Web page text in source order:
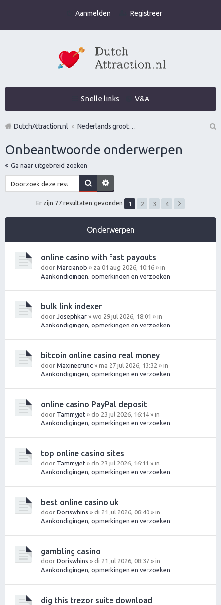
Aanmelden Registreer
Snelle links V&A
DutchAttraction.nl
Nederlands grootste Dutch Attraction, Lifestyle, Vrouwen versieren en Pick-Up (PUA) Forum
Onbeantwoorde onderwerpen
Ga naar uitgebreid zoeken
Er zijn 77 resultaten gevonden 1 2 3 4
Onderwerpen
online casino with fast payouts
door Marcianob » za 01 aug 2026, 10:16 » in
Aankondigingen, opmerkingen en verzoeken
bulk link indexer
door Josephkar » wo 29 jul 2026, 18:01 » in
Aankondigingen, opmerkingen en verzoeken
bitcoin online casino real money
door Maxinecrunc » ma 27 jul 2026, 13:32 » in
Aankondigingen, opmerkingen en verzoeken
online casino PayPal deposit
door Tammyjet » do 23 jul 2026, 16:14 » in
Aankondigingen, opmerkingen en verzoeken
top online casino sites
door Tammyjet » do 23 jul 2026, 16:11 » in
Aankondigingen, opmerkingen en verzoeken
best online casino uk
door Doriswhins » di 21 jul 2026, 08:40 » in
Aankondigingen, opmerkingen en verzoeken
gambling casino
door Doriswhins » di 21 jul 2026, 08:37 » in
Aankondigingen, opmerkingen en verzoeken
dig this trezor suite download